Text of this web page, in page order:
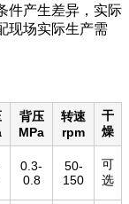
件产生差异，实际
现场实际生产需
背压
MPa
转速
rpm
干
燥
0.3-
0.8
50-
150
可
选